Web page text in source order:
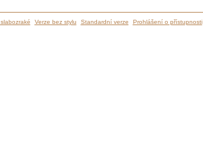
Verze bez stylu Standardní verze Prohlášení o přístupnosti